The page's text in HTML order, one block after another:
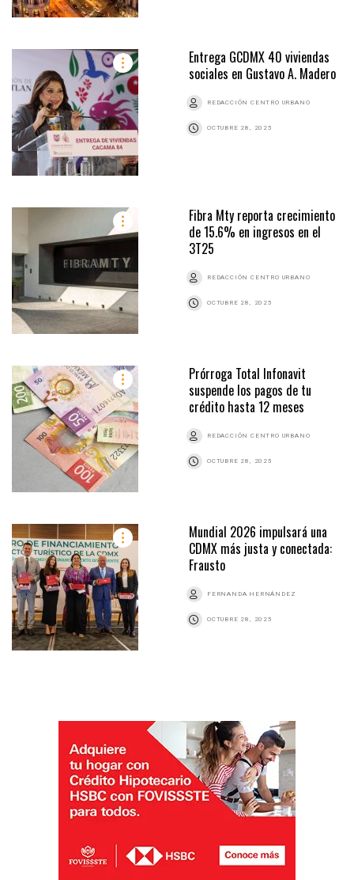
Entrega GCDMX 40 viviendas
sociales en Gustavo A. Madero
REDACCIÓN CENTRO URBANO
OCTUBRE 28, 2025
Fibra Mty reporta crecimiento
de 15.6% en ingresos en el
3T25
REDACCIÓN CENTRO URBANO
OCTUBRE 28, 2025
Prórroga Total Infonavit
suspende los pagos de tu
crédito hasta 12 meses
REDACCIÓN CENTRO URBANO
OCTUBRE 28, 2025
Mundial 2026 impulsará una
CDMX más justa y conectada:
Frausto
FERNANDA HERNÁNDEZ
OCTUBRE 28, 2025